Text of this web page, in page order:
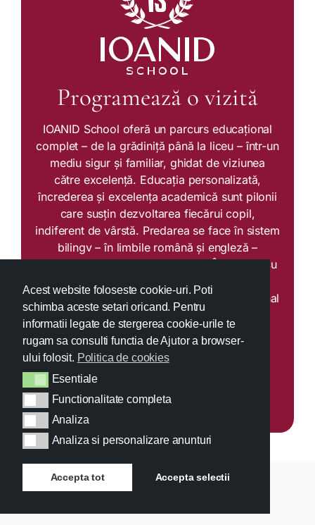
Acest website foloseste cookie-uri. Poti
schimba aceste setari oricand. Pentru
informatii legate de stergerea cookie-urile te
rugam sa consulti functia de Ajutor a browser-
ului folosit. Politica de cookies
EsentialeEsentiale
Functionalitate completa
Functionalitate completa
AnalizaAnaliza
Analiza si personalizare anunturi
Analiza si personalizare anunturi
Accepta tot Accepta selectii
Programează o vizită
IOANID School oferă un parcurs educațional
complet – de la grădiniță până la liceu – într-un
mediu sigur și familiar, ghidat de viziunea
către excelență. Educația personalizată,
încrederea și excelența academică sunt pilonii
care susțin dezvoltarea fiecărui copil,
indiferent de vârstă. Predarea se face în sistem
bilingv – în limbile română și engleză –
conform Curriculumului Național. Începând cu
internațională, urmând Cambridge International
Curriculum (IGCSE & A-Level), în limba
engleză.